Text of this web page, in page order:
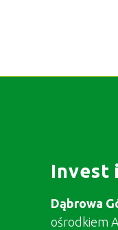
Invest
Dąbrowa
ośrodkiem